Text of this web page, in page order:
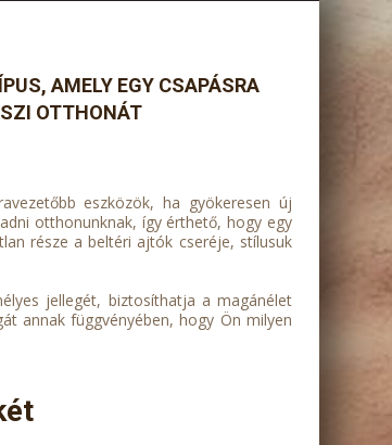
AMELY EGY CSAPÁSRA
OTTHONÁT
eszközök, ha gyökeresen új
otthonunknak, így érthető, hogy egy
része a beltéri ajtók cseréje, stílusuk
jellegét, biztosíthatja a magánélet
annak függvényében, hogy Ön milyen